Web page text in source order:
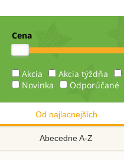
Cena
Akcia Akcia týždňa
Novinka
Odporúčané
Od najlacnejších
Abecedne A-Z